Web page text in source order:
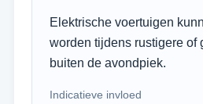
Elektrische voertuigen
worden tijdens rustigere of
buiten de avondpiek.
Indicatieve invloed